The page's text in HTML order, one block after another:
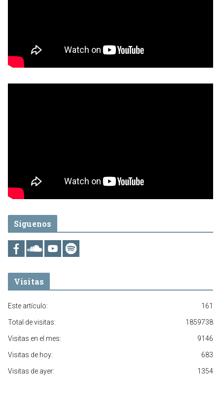
Síguenos
Visitas
161
Este artículo:
1859738
Total de visitas:
9146
Visitas en el mes:
683
Visitas de hoy:
1354
Visitas de ayer: